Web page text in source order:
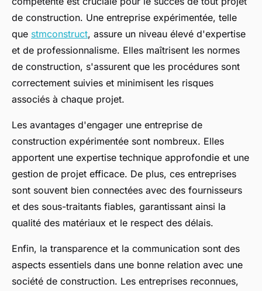
de construction. Une entreprise expérimentée, telle
que stmconstruct, assure un niveau élevé d'expertise
et de professionnalisme. Elles maîtrisent les normes
de construction, s'assurent que les procédures sont
correctement suivies et minimisent les risques
associés à chaque projet.
Les avantages d'engager une entreprise de
construction expérimentée sont nombreux. Elles
apportent une expertise technique approfondie et une
gestion de projet efficace. De plus, ces entreprises
sont souvent bien connectées avec des fournisseurs
et des sous-traitants fiables, garantissant ainsi la
qualité des matériaux et le respect des délais.
Enfin, la transparence et la communication sont des
aspects essentiels dans une bonne relation avec une
société de construction. Les entreprises reconnues,